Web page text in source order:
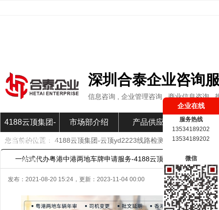
深圳合泰企业咨询
信息咨询 , 企业管理咨询 , 商业信息咨询 ,
4188云顶集团-
云顶yd2223线路
检测
市场部介绍 产品供应 市场部
您当前的位置： 4188云顶集团-云顶yd2223线路检测 市场部新闻»
一站式代办粤港中港两地车牌申请服务-4188云顶集团
发布： 2021-08-20 15:24 ，更新： 2023-11-04 00:00
办
企业在线
服务热线
13534189202
13534189202
微信